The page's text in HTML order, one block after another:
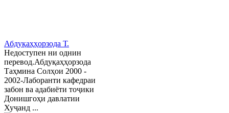
Абдуқаҳҳорзода Т.
Недоступен ни однин
перевод.Абдуқаҳҳорзода
Таҳмина Солҳои 2000 -
2002-Лаборанти кафедраи
забон ва адабиёти тоҷики
Донишгоҳи давлатии
Хуҷанд ...